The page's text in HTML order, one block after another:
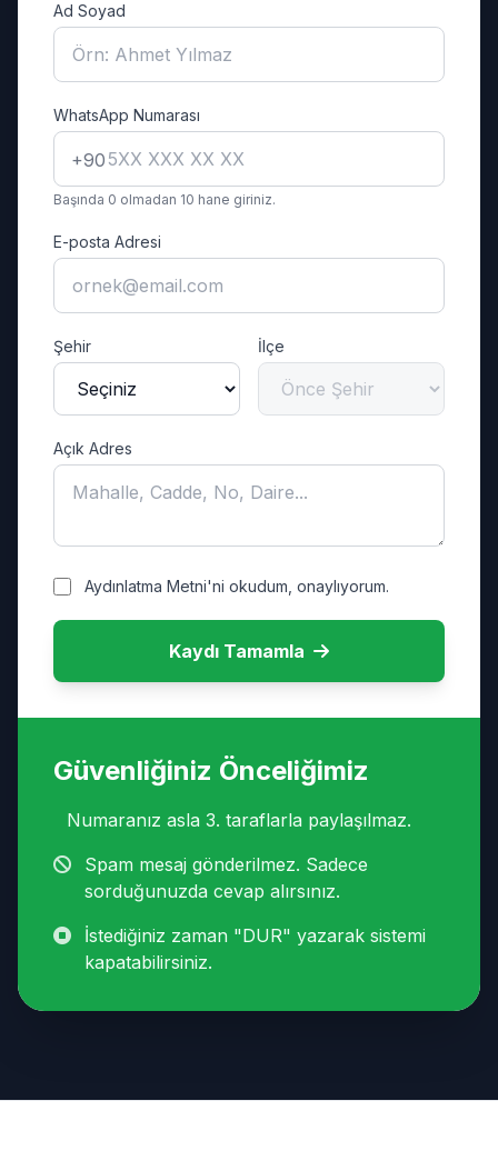
Ad Soyad
WhatsApp Numarası
+90
Başında 0 olmadan 10 hane giriniz.
E-posta Adresi
Şehir İlçe
Açık Adres
Aydınlatma Metni'ni okudum, onaylıyorum.
Kaydı Tamamla
Güvenliğiniz Önceliğimiz
Numaranız asla 3. taraflarla paylaşılmaz.
Spam mesaj gönderilmez. Sadece
sorduğunuzda cevap alırsınız.
İstediğiniz zaman "DUR" yazarak sistemi
kapatabilirsiniz.